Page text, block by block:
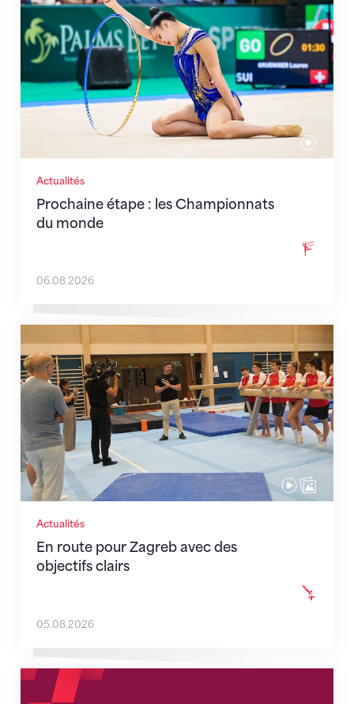
Actualités
Prochaine étape : les Championnats
du monde
06.08.2026
Actualités
En route pour Zagreb avec des
objectifs clairs
En route pour Zagreb avec des objectifs clairs
05.08.2026
Nouveaux horaires du secrétariat dès le 1er août